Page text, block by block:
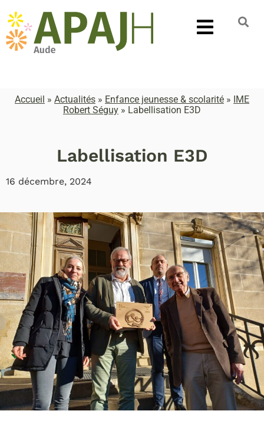
Accueil » Actualités » Enfance jeunesse & scolarité » IME
Robert Séguy » Labellisation E3D
Labellisation E3D
16 décembre, 2024